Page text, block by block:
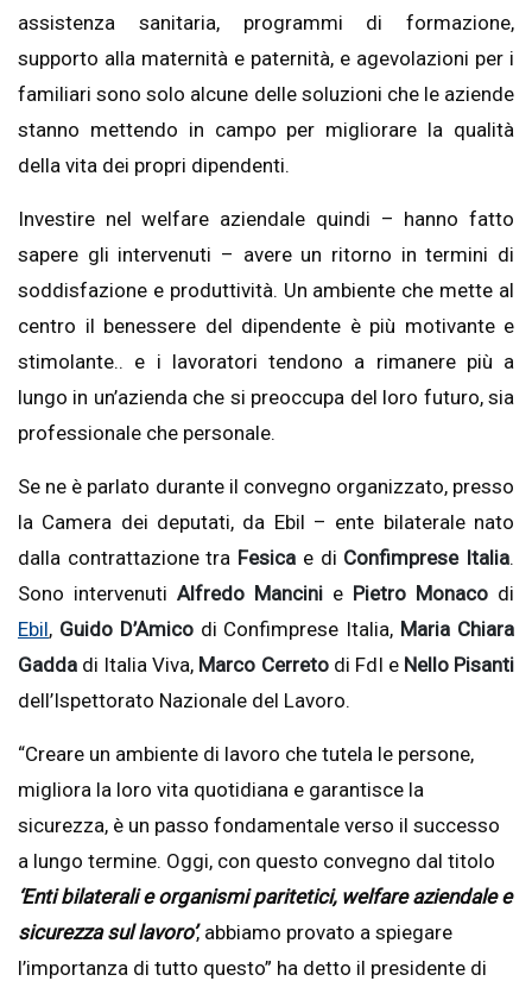
assistenza sanitaria, programmi di formazione,
supporto alla maternità e paternità, e agevolazioni per i
familiari sono solo alcune delle soluzioni che le aziende
stanno mettendo in campo per migliorare la qualità
della vita dei propri dipendenti.
Investire nel welfare aziendale quindi – hanno fatto
sapere gli intervenuti – avere un ritorno in termini di
soddisfazione e produttività. Un ambiente che mette al
centro il benessere del dipendente è più motivante e
stimolante.. e i lavoratori tendono a rimanere più a
lungo in un’azienda che si preoccupa del loro futuro, sia
professionale che personale.
Se ne è parlato durante il convegno organizzato, presso
la Camera dei deputati, da Ebil – ente bilaterale nato
dalla contrattazione tra Fesica e di Confimprese Italia.
Sono intervenuti Alfredo Mancini e Pietro Monaco di
Ebil, Guido D’Amicodi Confimprese Italia, Maria Chiara
Gadda di Italia Viva, Marco Cerretodi FdI eNello Pisanti
dell’Ispettorato Nazionale del Lavoro.
“Creare un ambiente di lavoro che tutela le persone,
migliora la loro vita quotidiana e garantisce la
sicurezza, è un passo fondamentale verso il successo
a lungo termine. Oggi, con questo convegno dal titolo
‘Enti bilaterali e organismi paritetici, welfare aziendale e
sicurezza sul lavoro’, abbiamo provato a spiegare
l’importanza di tutto questo” ha detto il presidente di